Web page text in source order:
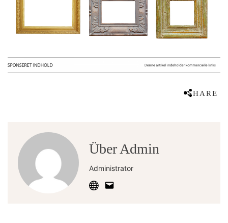
SHARE
Über Admin
Administrator